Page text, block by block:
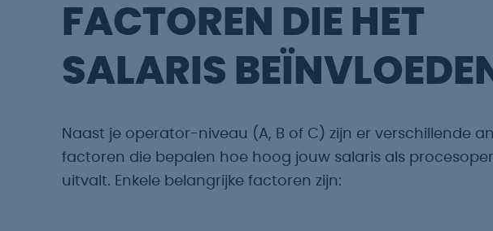
FACTOREN DIE HET
SALARIS
Naast je operator-niveau (A, B of C) zijn er verschillende
factoren die bepalen hoe hoog jouw salaris als
uitvalt. Enkele belangrijke factoren zijn: